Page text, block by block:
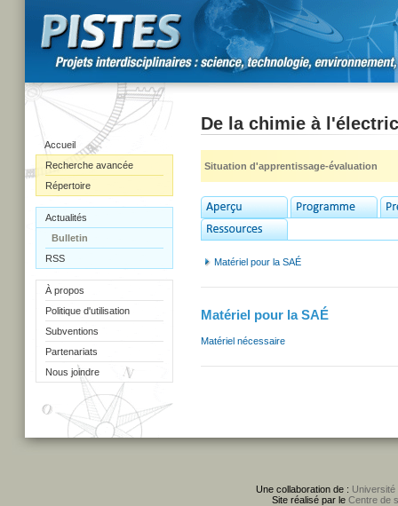
Accueil
Recherche avancée
Répertoire
Actualités
Bulletin
RSS
À propos
Politique d'utilisation
Subventions
Partenariats
Nous joindre
De la chimie à
Situation d'apprentissage-évaluation
Matériel pour la SAÉ
Matériel pour la SAÉ
Matériel nécessaire
Une collaboration de : Université
Site réalisé par le Centre de